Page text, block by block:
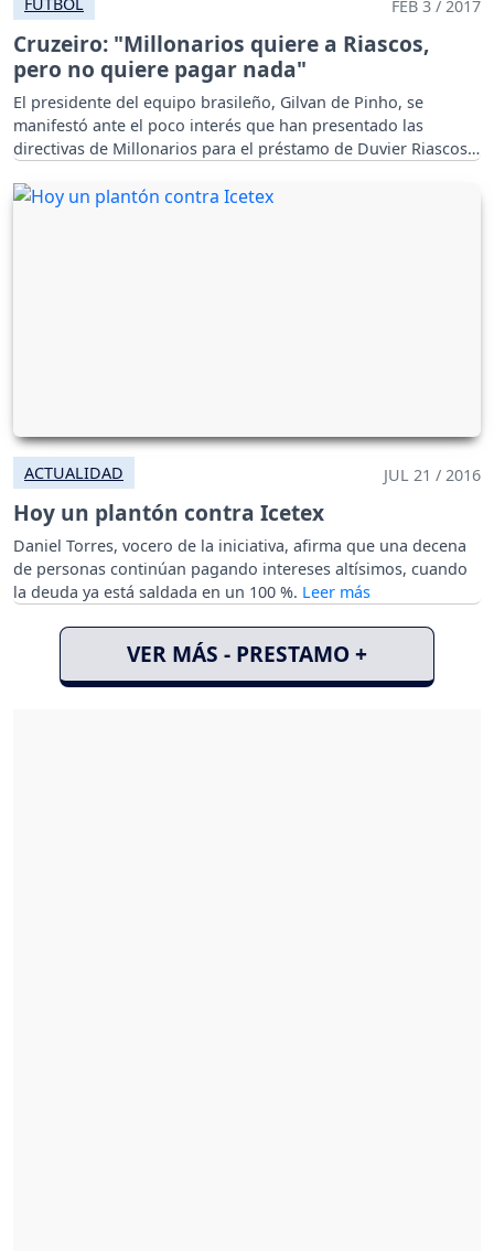
FEB 3 / 2017
Cruzeiro: "Millonarios quiere a Riascos,
pero no quiere pagar nada"
El presidente del equipo brasileño, Gilvan de Pinho, se
manifestó ante el poco interés que han presentado las
directivas de Millonarios para el préstamo de Duvier Riascos.
ACTUALIDAD JUL 21 / 2016
Hoy un plantón contra Icetex
Daniel Torres, vocero de la iniciativa, afirma que una decena
de personas continúan pagando intereses altísimos, cuando
la deuda ya está saldada en un 100 %.
VER MÁS - PRESTAMO +